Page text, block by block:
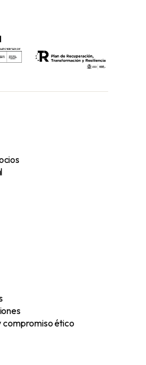
compromiso ético